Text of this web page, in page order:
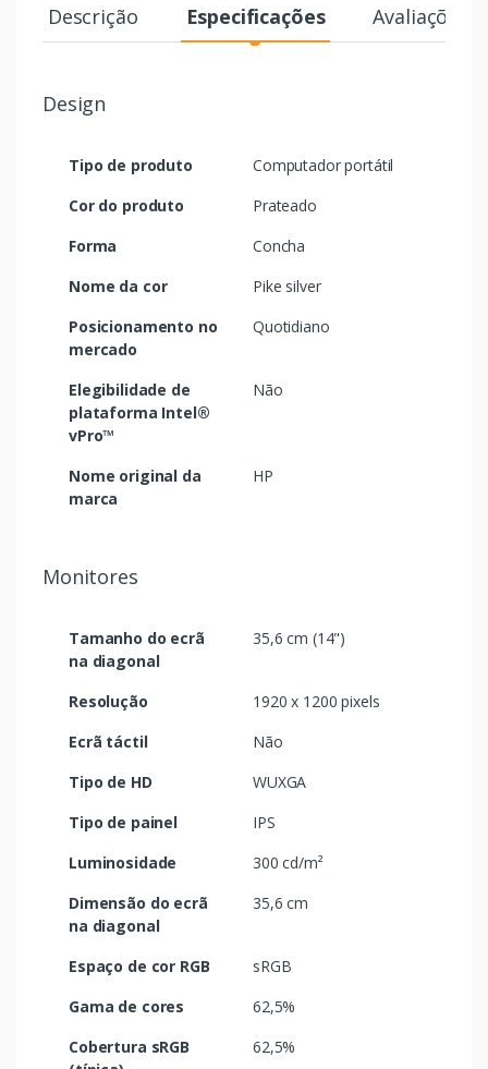
Descrição Especificações Avaliações
Design
Tipo de produto
Computador portátil
Cor do produto
Prateado
Forma
Concha
Nome da cor
Pike silver
Posicionamento no
mercado
Quotidiano
Elegibilidade de
plataforma Intel®
vPro™
Não
Nome original da
marca
HP
Monitores
Tamanho do ecrã
na diagonal
35,6 cm (14")
Resolução
1920 x 1200 pixels
Ecrã táctil
Não
Tipo de HD
WUXGA
Tipo de painel
IPS
Luminosidade
300 cd/m²
Dimensão do ecrã
na diagonal
35,6 cm
Espaço de cor RGB
sRGB
Gama de cores
62,5%
Cobertura sRGB
62,5%